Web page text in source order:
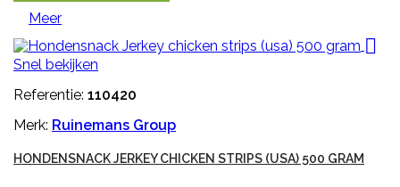
Meer

Snel bekijken
Referentie: 110420
Merk: Ruinemans Group
HONDENSNACK JERKEY CHICKEN STRIPS (USA) 500 GRAM